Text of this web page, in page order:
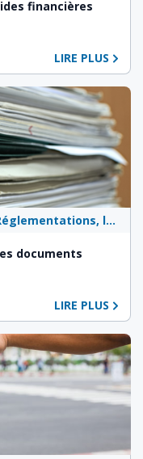
financières
LIRE PLUS
Réglementations, lois et politiques publiques
documents
LIRE PLUS